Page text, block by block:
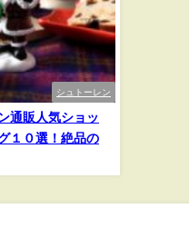
シュトーレン
通販人気ショッ
１０選！絶品の